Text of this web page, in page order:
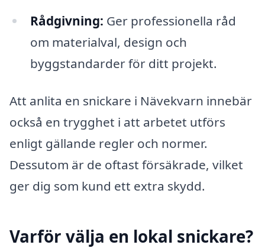
Rådgivning: Ger professionella råd
om materialval, design och
byggstandarder för ditt projekt.
Att anlita en snickare i Nävekvarn innebär
också en trygghet i att arbetet utförs
enligt gällande regler och normer.
Dessutom är de oftast försäkrade, vilket
ger dig som kund ett extra skydd.
Varför välja en lokal snickare?